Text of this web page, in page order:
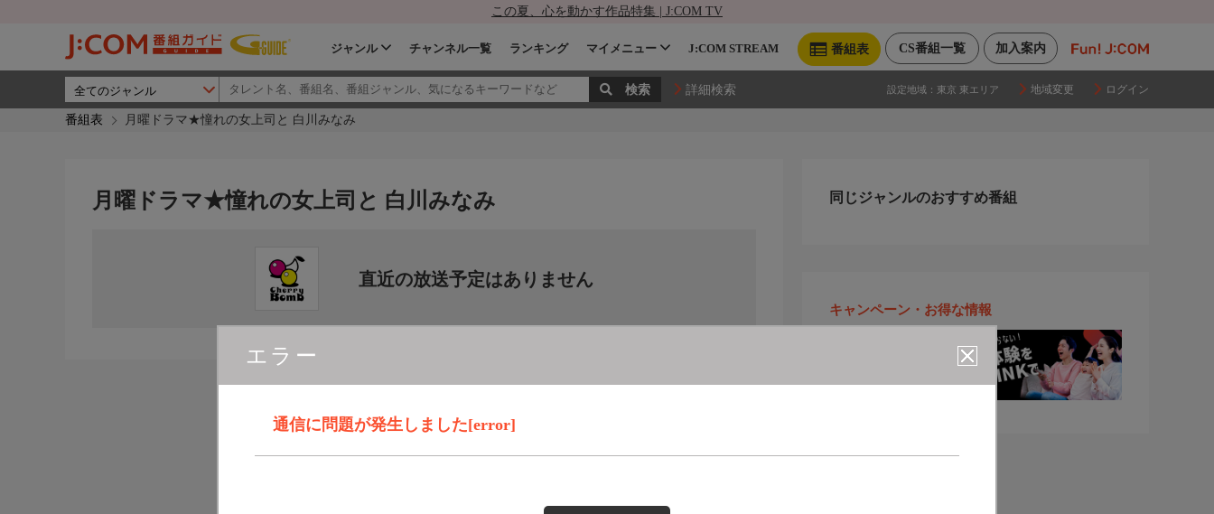
この夏、心を動かす作品特集 | J:COM TV
加入案内
CS番組一覧
番組表
ジャンル チャンネル一覧 ランキング マイメニュー J:COM STREAM
詳細検索 設定地域： 東京 東エリア 地域変更 ログイン
番組表 月曜ドラマ★憧れの女上司と 白川みなみ
エラー
通信に問題が発生しました[error]
月曜ドラマ★憧れの女上司と 白川みなみ
直近の放送予定はありません
同じジャンルのおすすめ番組
キャンペーン・お得な情報